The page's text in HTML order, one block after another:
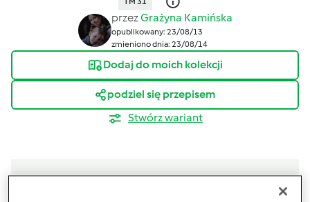
przezGrażyna Kamińska
opublikowany: 23/08/13
zmieniono dnia: 23/08/14
Dodaj do moich kolekcji
podziel się przepisem
Stwórz wariant